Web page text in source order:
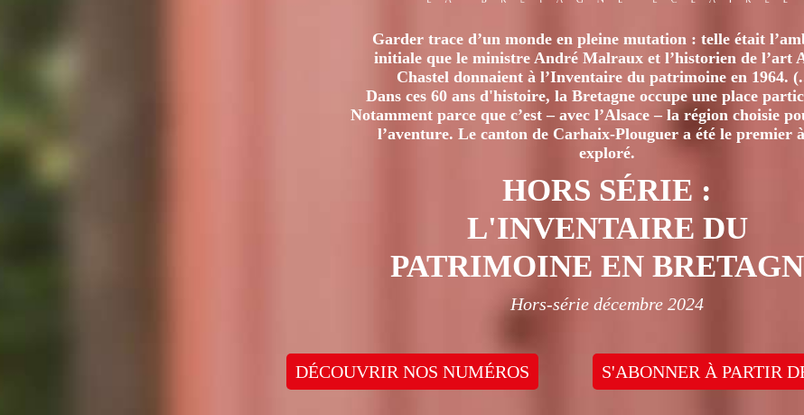
Garder trace d’un monde en pleine mutation : telle était
initiale que le ministre André Malraux et l’historien de l’art
Chastel donnaient à l’Inventaire du patrimoine en 1964.
Dans ces 60 ans d'histoire, la Bretagne occupe une place
Notamment parce que c’est – avec l’Alsace – la région choisie
l’aventure. Le canton de Carhaix-Plouguer a été le premier
exploré.
HORS SÉRIE :
L'INVENTAIRE DU
PATRIMOINE EN
Hors-série décembre 2024
DÉCOUVRIR NOS NUMÉROS S'ABONNER À PARTIR